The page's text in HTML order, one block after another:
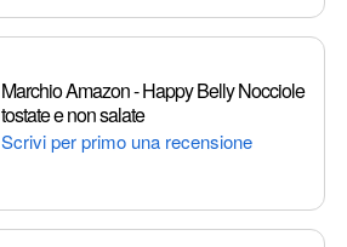
Marchio Amazon - Happy Belly Nocciole
tostate e non salate
Scrivi per primo una recensione